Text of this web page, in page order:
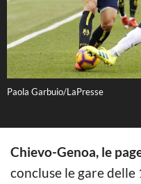
Paola Garbuio/LaPresse
Chievo-Genoa, le
concluse le gare